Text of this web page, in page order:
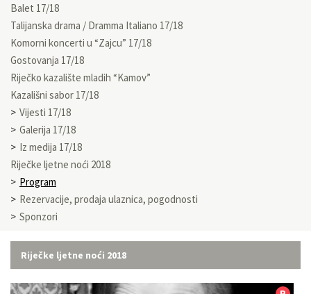
Balet 17/18
Talijanska drama / Dramma Italiano 17/18
Komorni koncerti u “Zajcu” 17/18
Gostovanja 17/18
Riječko kazalište mladih “Kamov”
Kazališni sabor 17/18
Vijesti 17/18
Galerija 17/18
Iz medija 17/18
Riječke ljetne noći 2018
Program
Rezervacije, prodaja ulaznica, pogodnosti
Sponzori
Riječke ljetne noći 2018